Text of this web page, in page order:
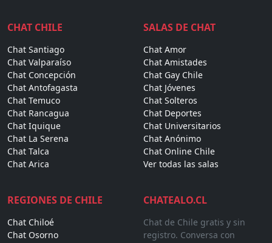
CHAT CHILE
Chat Santiago
Chat Valparaíso
Chat Concepción
Chat Antofagasta
Chat Temuco
Chat Rancagua
Chat Iquique
Chat La Serena
Chat Talca
Chat Arica
SALAS DE CHAT
Chat Amor
Chat Amistades
Chat Gay Chile
Chat Jóvenes
Chat Solteros
Chat Deportes
Chat Universitarios
Chat Anónimo
Chat Online Chile
Ver todas las salas
REGIONES DE CHILE
Chat Chiloé
Chat Osorno
CHATEALO.CL
Chat de Chile gratis y sin
registro. Conversa con